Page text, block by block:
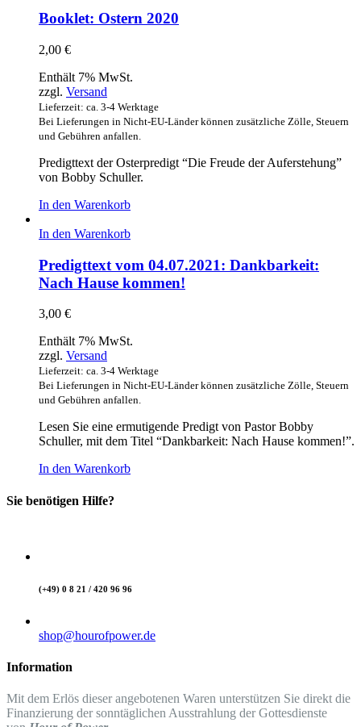
Booklet: Ostern 2020
2,00 €
Enthält 7% MwSt.
zzgl. Versand
Lieferzeit: ca. 3-4 Werktage
Bei Lieferungen in Nicht-EU-Länder können zusätzliche Zölle, Steuern
und Gebühren anfallen.
Predigttext der Osterpredigt “Die Freude der Auferstehung”
von Bobby Schuller.
In den Warenkorb
In den Warenkorb
Predigttext vom 04.07.2021: Dankbarkeit:
Nach Hause kommen!
3,00 €
Enthält 7% MwSt.
zzgl. Versand
Lieferzeit: ca. 3-4 Werktage
Bei Lieferungen in Nicht-EU-Länder können zusätzliche Zölle, Steuern
und Gebühren anfallen.
Lesen Sie eine ermutigende Predigt von Pastor Bobby
Schuller, mit dem Titel “Dankbarkeit: Nach Hause kommen!”.
In den Warenkorb
Sie benötigen Hilfe?
(+49) 0 8 21 / 420 96 96
shop@hourofpower.de
Information
Mit dem Erlös dieser angebotenen Waren unterstützen Sie direkt die
Finanzierung der sonntäglichen Ausstrahlung der Gottesdienste